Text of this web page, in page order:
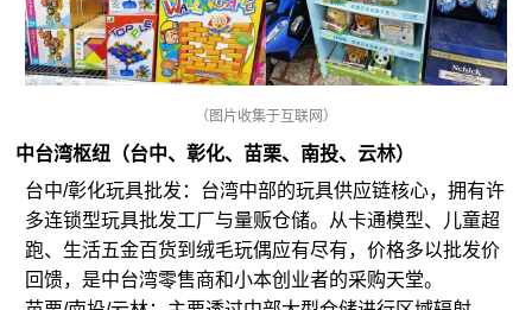
（图片收集于互联网）
中台湾枢纽（台中、彰化、苗栗、南投、云林）
台中/彰化玩具批发：台湾中部的玩具供应链核心，拥有许
多连锁型玩具批发工厂与量贩仓储。从卡通模型、儿童超
跑、生活五金百货到绒毛玩偶应有尽有，价格多以批发价
回馈，是中台湾零售商和小本创业者的采购天堂。